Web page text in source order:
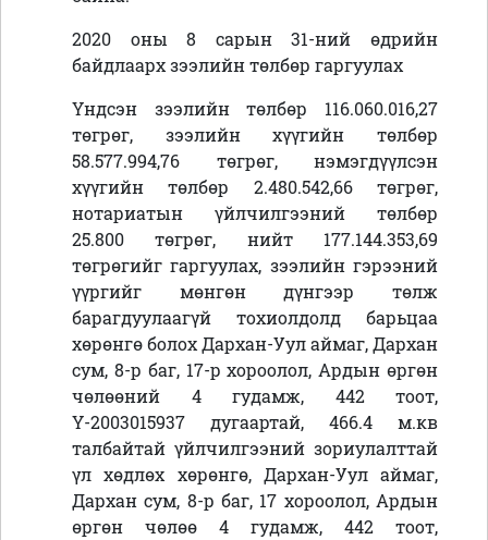
2020 оны 8 сарын 31-ний өдрийн
байдлаарх зээлийн төлбөр гаргуулах
Үндсэн зээлийн төлбөр 116.060.016,27
төгрөг, зээлийн хүүгийн төлбөр
58.577.994,76 төгрөг, нэмэгдүүлсэн
хүүгийн төлбөр 2.480.542,66 төгрөг,
нотариатын үйлчилгээний төлбөр
25.800 төгрөг, нийт 177.144.353,69
төгрөгийг гаргуулах, зээлийн гэрээний
үүргийг мөнгөн дүнгээр төлж
барагдуулаагүй тохиолдолд барьцаа
хөрөнгө болох Дархан-Уул аймаг, Дархан
сум, 8-р баг, 17-р хороолол, Ардын өргөн
чөлөөний 4 гудамж, 442 тоот,
Ү-2003015937 дугаартай, 466.4 м.кв
талбайтай үйлчилгээний зориулалттай
үл хөдлөх хөрөнгө, Дархан-Уул аймаг,
Дархан сум, 8-р баг, 17 хороолол, Ардын
өргөн чөлөө 4 гудамж, 442 тоот,